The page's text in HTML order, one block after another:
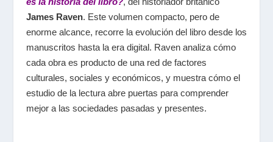
James Raven. Este volumen compacto, pero de
enorme alcance, recorre la evolución del libro desde los
manuscritos hasta la era digital. Raven analiza cómo
cada obra es producto de una red de factores
culturales, sociales y económicos, y muestra cómo el
estudio de la lectura abre puertas para comprender
mejor a las sociedades pasadas y presentes.